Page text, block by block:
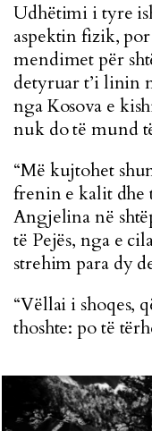
Udhëtimi i tyre
aspektin fizik,
mendimet për
detyruar t’i linin
nga Kosova e
nuk do të mund
“Më kujtohet
frenin e kalit dhe
Angjelina në
të Pejës, nga e
strehim para dy
“Vëllai i shoqes,
thoshte: po të